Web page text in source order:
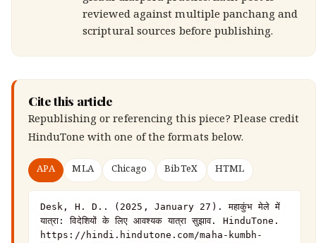
reviewed against multiple panchang and
scriptural sources before publishing.
Cite this article
Republishing or referencing this piece? Please credit
HinduTone with one of the formats below.
APA MLA Chicago BibTeX HTML
Desk, H. D.. (2025, January 27). महाकुंभ मेले में
यात्रा: विदेशियों के लिए आवश्यक यात्रा सुझाव. HinduTone.
https://hindi.hindutone.com/maha-kumbh-